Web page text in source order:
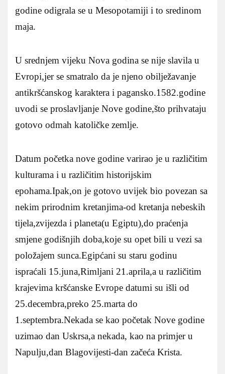
godine odigrala se u Mesopotamiji i to sredinom
maja.
U srednjem vijeku Nova godina se nije slavila u
Evropi,jer se smatralo da je njeno obilježavanje
antikršćanskog karaktera i pagansko.1582.godine
uvodi se proslavljanje Nove godine,što prihvataju
gotovo odmah katoličke zemlje.
Datum početka nove godine varirao je u različitim
kulturama i u različitim historijskim
epohama.Ipak,on je gotovo uvijek bio povezan sa
nekim prirodnim kretanjima-od kretanja nebeskih
tijela,zvijezda i planeta(u Egiptu),do praćenja
smjene godišnjih doba,koje su opet bili u vezi sa
položajem sunca.Egipćani su staru godinu
ispraćali 15.juna,Rimljani 21.aprila,a u različitim
krajevima kršćanske Evrope datumi su išli od
25.decembra,preko 25.marta do
1.septembra.Nekada se kao početak Nove godine
uzimao dan Uskrsa,a nekada, kao na primjer u
Napulju,dan Blagovijesti-dan začeća Krista.